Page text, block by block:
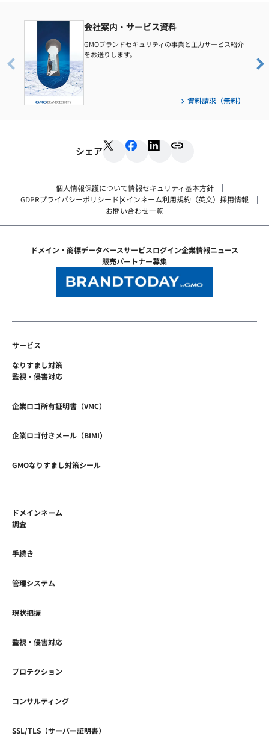
会社案内・サービス資料
GMOブランドセキュリティの事業と主力サービス紹介
をお送りします。
資料請求（無料）
シェア
個人情報保護について情報セキュリティ基本方針
GDPRプライバシーポリシー ドメインネーム利用規約（英文） 採用情報
お問い合わせ一覧
ドメイン・商標データベースサービスログイン企業情報ニュース
販売パートナー募集
サービス
なりすまし対策
監視・侵害対応
企業ロゴ所有証明書（VMC）
企業ロゴ付きメール（BIMI）
GMOなりすまし対策シール
ドメインネーム
調査
手続き
管理システム
現状把握
監視・侵害対応
プロテクション
コンサルティング
SSL/TLS（サーバー証明書）